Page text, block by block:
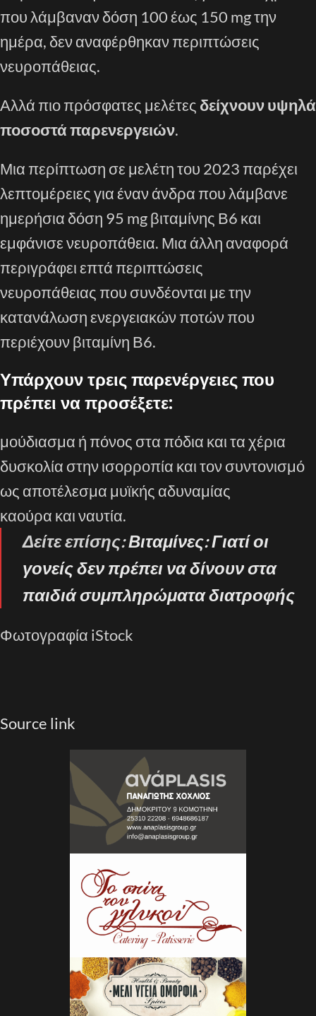
που λάμβαναν δόση 100 έως 150 mg την
ημέρα, δεν αναφέρθηκαν περιπτώσεις
νευροπάθειας.
Αλλά πιο πρόσφατες μελέτες δείχνουν υψηλά
ποσοστά παρενεργειών.
Μια περίπτωση σε μελέτη του 2023 παρέχει
λεπτομέρειες για έναν άνδρα που λάμβανε
ημερήσια δόση 95 mg βιταμίνης Β6 και
εμφάνισε νευροπάθεια. Μια άλλη αναφορά
περιγράφει επτά περιπτώσεις
νευροπάθειας που συνδέονται με την
κατανάλωση ενεργειακών ποτών που
περιέχουν βιταμίνη Β6.
Υπάρχουν τρεις παρενέργειες που
πρέπει να προσέξετε:
μούδιασμα ή πόνος στα πόδια και τα χέρια
δυσκολία στην ισορροπία και τον συντονισμό
ως αποτέλεσμα μυϊκής αδυναμίας
καούρα και ναυτία.
Δείτε επίσης:Βιταμίνες: Γιατί οι
γονείς δεν πρέπει να δίνουν στα
παιδιά συμπληρώματα διατροφής
Φωτογραφία iStock
Source link